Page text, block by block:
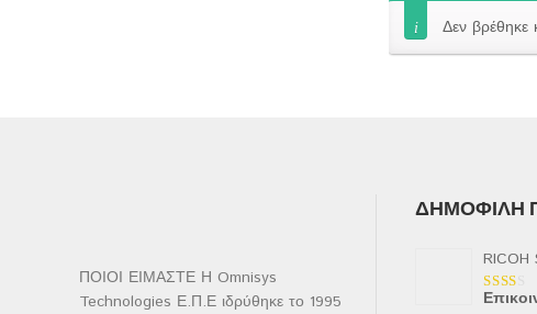
Δεν βρέθηκε
ΠΟΙΟΙ ΕΙΜΑΣΤΕ Η Omnisys
Technologies Ε.Π.Ε ιδρύθηκε το 1995
ΔΗΜΟΦΙΛΉ
RICOH